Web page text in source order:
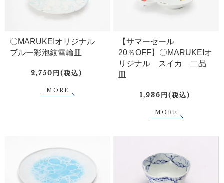
〇MARUKEIオリジナル
ブルー彩泡紋雪輪皿
2,750円(税込)
MORE
【サマーセール
20％OFF】〇MARUKEIオ
リジナル スイカ 二品
皿
1,936円(税込)
MORE